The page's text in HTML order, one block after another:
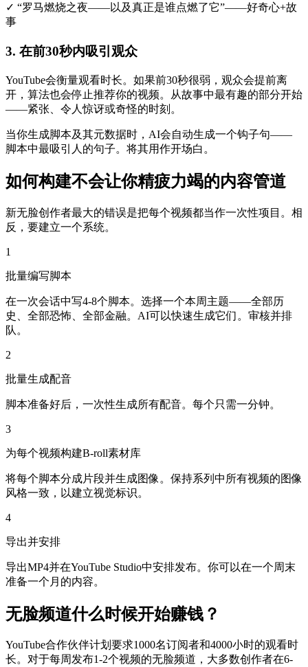
✓ “罗马燃烧之夜——以及真正是谁点燃了它”——好奇心+故
事
3. 在前30秒内吸引观众
YouTube会衡量观看时长。如果前30秒很弱，观众会提前离
开，算法也会停止推荐你的视频。从故事中最有趣的部分开始
——紧张、令人惊讶或奇怪的时刻。
当你生成脚本及其元数据时，AI会自动生成一个钩子句——
脚本中最吸引人的句子。将其用作开场白。
如何构建不会让你精疲力竭的内容管道
新无脸创作者最大的错误是把每个视频都当作一次性项目。相
反，要建立一个系统。
1
批量编写脚本
在一次会话中写4-8个脚本。选择一个本周主题——全部历
史、全部恐怖、全部金融。AI可以快速生成它们。审核并排
队。
2
批量生成配音
脚本准备好后，一次性生成所有配音。每个只需一分钟。
3
为每个视频构建B-roll素材库
将每个脚本分成片段并生成图像。保持系列中所有视频的图像
风格一致，以建立视觉标识。
4
导出并安排
导出MP4并在YouTube Studio中安排发布。你可以在一个周末
准备一个月的内容。
无脸频道什么时候开始赚钱？
YouTube合作伙伴计划要求1000名订阅者和4000小时的观看时
长。对于每周发布1-2个视频的无脸频道，大多数创作者在6-